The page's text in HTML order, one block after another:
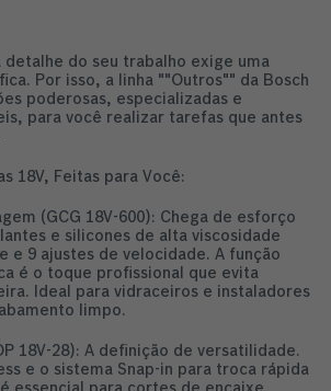
detalhe do seu trabalho exige uma
Por isso, a linha ""Outros"" da Bosch
poderosas, especializadas e
para você realizar tarefas que antes
18V, Feitas para Você:
(GCG 18V-600): Chega de esforço
e silicones de alta viscosidade
e 9 ajustes de velocidade. A função
é o toque profissional que evita
Ideal para vidraceiros e instaladores
limpo.
18V-28): A definição de versatilidade.
e o sistema Snap-in para troca rápida